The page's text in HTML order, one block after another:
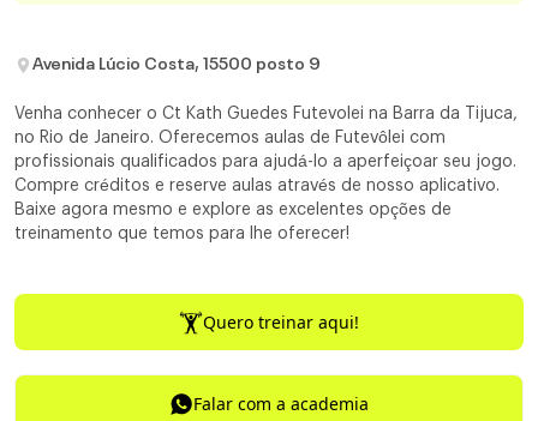
Avenida Lúcio Costa, 15500 posto 9
Venha conhecer o Ct Kath Guedes Futevolei na Barra da Tijuca,
no Rio de Janeiro. Oferecemos aulas de Futevôlei com
profissionais qualificados para ajudá-lo a aperfeiçoar seu jogo.
Compre créditos e reserve aulas através de nosso aplicativo.
Baixe agora mesmo e explore as excelentes opções de
treinamento que temos para lhe oferecer!
Quero treinar aqui!
Falar com a academia